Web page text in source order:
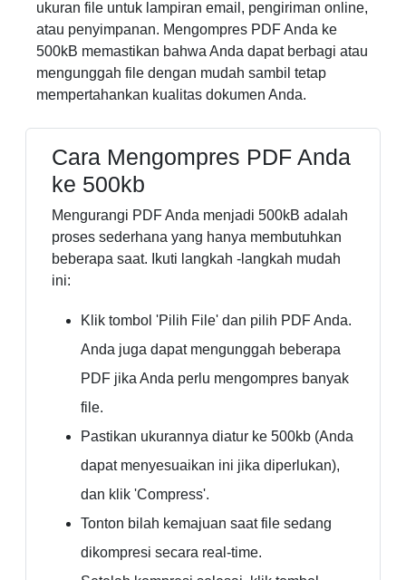
ukuran file untuk lampiran email, pengiriman online,
atau penyimpanan. Mengompres PDF Anda ke
500kB memastikan bahwa Anda dapat berbagi atau
mengunggah file dengan mudah sambil tetap
mempertahankan kualitas dokumen Anda.
Cara Mengompres PDF Anda
ke 500kb
Mengurangi PDF Anda menjadi 500kB adalah
proses sederhana yang hanya membutuhkan
beberapa saat. Ikuti langkah -langkah mudah
ini:
Klik tombol 'Pilih File' dan pilih PDF Anda.
Anda juga dapat mengunggah beberapa
PDF jika Anda perlu mengompres banyak
file.
Pastikan ukurannya diatur ke 500kb (Anda
dapat menyesuaikan ini jika diperlukan),
dan klik 'Compress'.
Tonton bilah kemajuan saat file sedang
dikompresi secara real-time.